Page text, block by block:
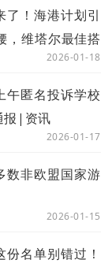
了！海港计划引
，维塔尔最佳搭
2026-01-18
午匿名投诉学校
报|资讯
2026-01-17
数非欧盟国家游
2026-01-15
名单别错过！